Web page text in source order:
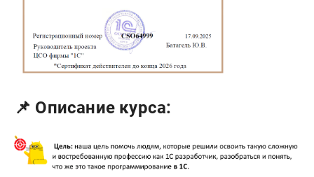
📌 Описание курса: